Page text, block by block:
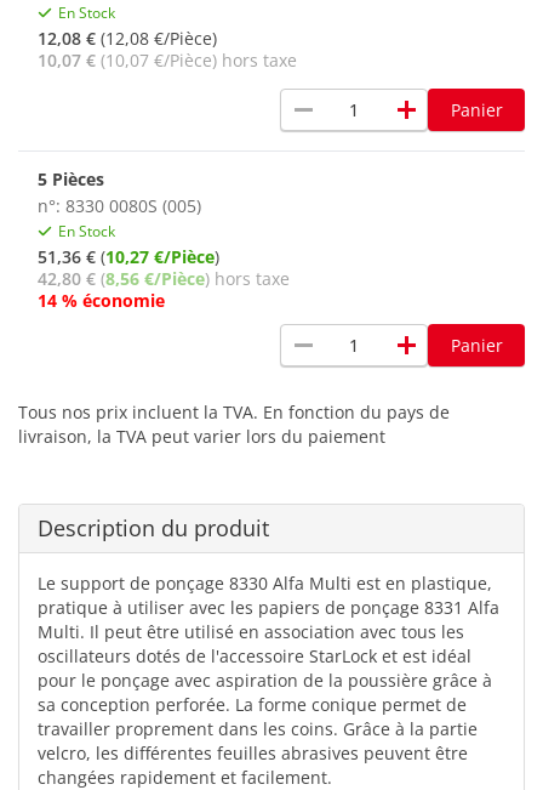
En Stock
12,08 € (12,08 €/Pièce)
10,07 € (10,07 €/Pièce) hors taxe
remove add Panier
5 Pièces
n°: 8330 0080S (005)
En Stock
51,36 € (10,27 €/Pièce)
42,80 € (8,56 €/Pièce) hors taxe
14 % économie
remove add Panier
Tous nos prix incluent la TVA. En fonction du pays de
livraison, la TVA peut varier lors du paiement
Description du produit
Le support de ponçage 8330 Alfa Multi est en plastique,
pratique à utiliser avec les papiers de ponçage 8331 Alfa
Multi. Il peut être utilisé en association avec tous les
oscillateurs dotés de l'accessoire StarLock et est idéal
pour le ponçage avec aspiration de la poussière grâce à
sa conception perforée. La forme conique permet de
travailler proprement dans les coins. Grâce à la partie
velcro, les différentes feuilles abrasives peuvent être
changées rapidement et facilement.